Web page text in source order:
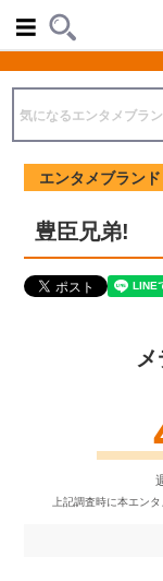
エンタメブランド
豊臣兄弟!